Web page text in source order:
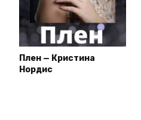
Плен — Кристина
Нордис